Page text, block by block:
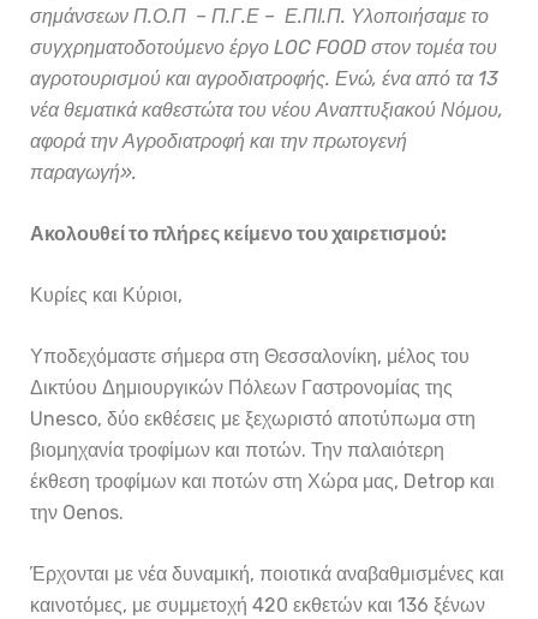
σημάνσεων Π.Ο.Π – Π.Γ.Ε – Ε.ΠΙ.Π. Υλοποιήσαμε το
συγχρηματοδοτούμενο έργο LOC FOOD στον τομέα του
αγροτουρισμού και αγροδιατροφής. Ενώ, ένα από τα 13
νέα θεματικά καθεστώτα του νέου Αναπτυξιακού Νόμου,
αφορά την Αγροδιατροφή και την πρωτογενή
παραγωγή».
Ακολουθεί το πλήρες κείμενο του χαιρετισμού:
Κυρίες και Κύριοι,
Υποδεχόμαστε σήμερα στη Θεσσαλονίκη, μέλος του
Δικτύου Δημιουργικών Πόλεων Γαστρονομίας της
Unesco, δύο εκθέσεις με ξεχωριστό αποτύπωμα στη
βιομηχανία τροφίμων και ποτών. Την παλαιότερη
έκθεση τροφίμων και ποτών στη Χώρα μας, Detrop και
την Oenos.
Έρχονται με νέα δυναμική, ποιοτικά αναβαθμισμένες και
καινοτόμες, με συμμετοχή 420 εκθετών και 136 ξένων